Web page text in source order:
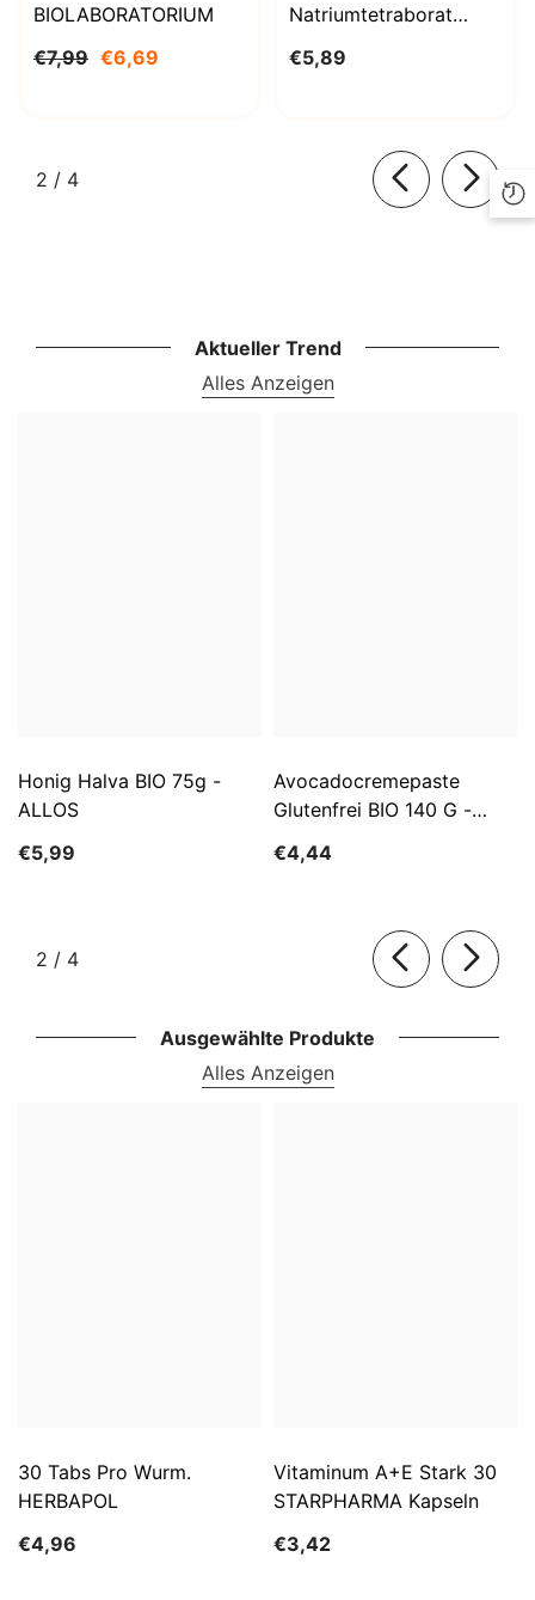
BIOLABORATORIUM
€7,99 €6,69
Natriumtetraborat
BioLaboratorium
€5,89
2 / von
4
Aktueller Trend
Alles Anzeigen
Honig Halva BIO 75g -
ALLOS
€5,99
Avocadocremepaste
Glutenfrei BIO 140 G -
€4,44
2 / von
4
Ausgewählte Produkte
Alles Anzeigen
30 Tabs Pro Wurm.
HERBAPOL
€4,96
Vitaminum A+E Stark 30
STARPHARMA Kapseln
€3,42